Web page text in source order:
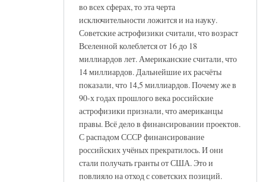
во всех сферах, то эта черта
исключительности ложится и на науку.
Советские астрофизики считали, что возраст
Вселенной колеблется от 16 до 18
миллиардов лет. Американские считали, что
14 миллиардов. Дальнейшие их расчёты
показали, что 14,5 миллиардов. Почему же в
90-х годах прошлого века российские
астрофизики признали, что американцы
правы. Всё дело в финансировании проектов.
С распадом СССР финансирование
российских учёных прекратилось. И они
стали получать гранты от США. Это и
повлияло на отход с советских позиций.